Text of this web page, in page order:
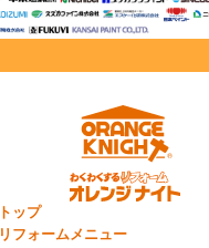
トップ
リフォームメニュー